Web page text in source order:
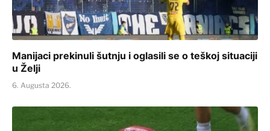
Manijaci prekinuli šutnju i oglasili se o teškoj situaciji
u Želji
6. Augusta 2026.